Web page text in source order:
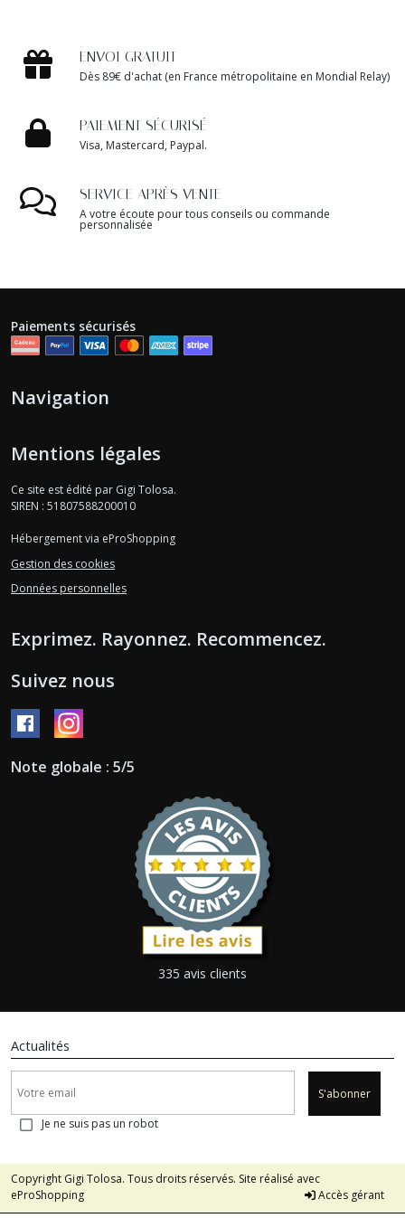
ENVOI GRATUIT
Dès 89€ d'achat (en France métropolitaine en Mondial Relay)
PAIEMENT SÉCURISÉ
Visa, Mastercard, Paypal.
SERVICE APRÈS VENTE
A votre écoute pour tous conseils ou commande
personnalisée
Paiements sécurisés
Navigation
Mentions légales
Ce site est édité par Gigi Tolosa.
SIREN : 51807588200010
Hébergement via eProShopping
Gestion des cookies
Données personnelles
Exprimez. Rayonnez. Recommencez.
Suivez nous
Note globale : 5/5
335 avis clients
Actualités
S'abonner
Je ne suis pas un robot
Copyright Gigi Tolosa. Tous droits réservés. Site réalisé avec
eProShopping
Accès gérant